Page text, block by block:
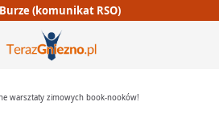
(komunikat RSO)
warsztaty zimowych book-nooków!